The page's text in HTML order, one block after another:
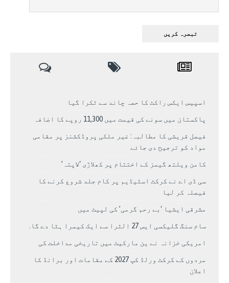
اسپیس ایکس راکٹ کا حصہ چاند سے ٹکرا گیا
پاکستان میں سونے کی قیمت میں 11,300 روپے کا اضافہ
فیصل قریشی کا مطالبہ: غیر ملکی پروڈکشنز پر مقامی
مواد کو ترجیح دی جائے
کامن ویلتھ گیمز کے اختتام پر کھلاڑی ‘لاپتہ’
سی ڈی اے نے کرکٹ اسٹیڈیم پر کام جلد شروع کرنے کا
فیصلہ کر لیا
مشرقی ایشیا ‘بے رحم گرمی’ کی لپیٹ میں
سام سنگ گلیکسی ایس 27 الٹرا سے ایک کیمرا ہٹا دے گا.
امریکی خزانہ نے ین مارکیٹ میں تاریخی مداخلت کی
مردوں کے کرکٹ ورلڈ کپ 2027 کے مقامات اور برانڈ کا
اعلان